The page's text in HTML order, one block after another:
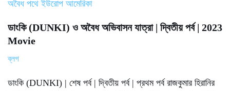
ok r
ডাংকি (DUNKI) ও অবৈধ অভিবাসন যাত্রা | দ্বিতীয় পর্ব | 2023
Movie
ব্লগ
ডাংকি (DUNKI) | শেষ পর্ব | দ্বিতীয় পর্ব | প্রথম পর্ব রাজকুমার হিরানির